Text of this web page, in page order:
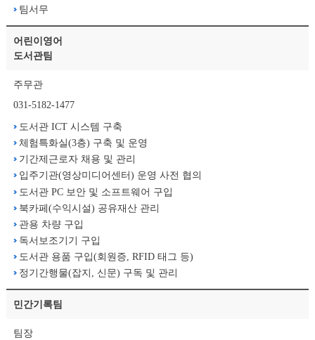
팀서무
어린이영어
도서관팀
주무관
031-5182-1477
도서관 ICT 시스템 구축
체험특화실(3층) 구축 및 운영
기간제근로자 채용 및 관리
입주기관(영상미디어센터) 운영 사전 협의
도서관 PC 보안 및 소프트웨어 구입
북카페(수익시설) 공유재산 관리
관용 차량 구입
독서보조기기 구입
도서관 용품 구입(회원증, RFID 태그 등)
정기간행물(잡지, 신문) 구독 및 관리
민간기록팀
팀장